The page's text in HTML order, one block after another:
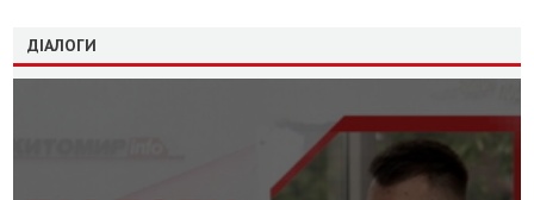
ДІАЛОГИ